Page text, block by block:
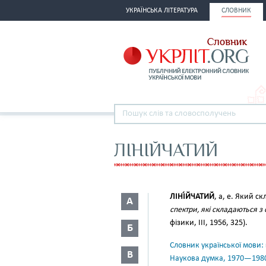
УКРАЇНСЬКА ЛІТЕРАТУРА СЛОВНИК
ЛІНІЙЧАТИЙ
А
Б
В
ЛІНІ́ЙЧАТИЙ, а, е. Який
спектри, які складаються
фізики, III, 1956, 325).
Словник української
Наукова думка,